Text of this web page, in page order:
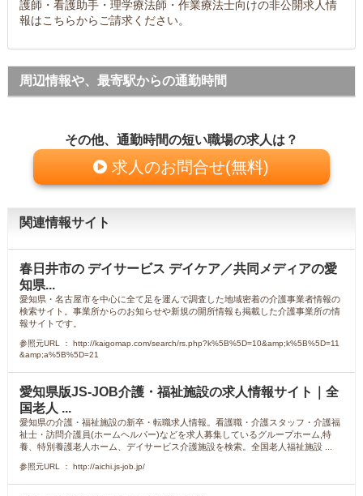
護師・看護助手・理学療法師・作業療法士向けの非公開求人情
報はこちらからご請求ください。
周辺情報や、最寄駅からの通勤時間
その他、通勤時間の短い職場の求人は？
求人のお問合せ(無料)
関連情報サイト
春日井市の デイサービス デイケア／共同メディアの愛
知県...
愛知県・名古屋市を中心に全て足を運んで調査した地域密着の介護事業者情報の
検索サイト。事業所からのお知らせや新規の開所情報も掲載した介護事業所の情
報サイトです。
参照元URL ： http://kaigomap.com/search/rs.php?k%5B%5D=10&amp;k%5B%5D=11
&amp;a%5B%5D=21
愛知県版JS-JOB介護・福祉施設の求人情報サイト｜全
国老人 ...
愛知県の介護・福祉施設の新卒・転職求人情報。看護職・介護スタッフ・介護福
祉士・訪問介護員(ホームヘルパー)などを求人募集しているグループホーム,特
養、特別養護老人ホーム、デイサービス介護施設を検索。全国老人福祉施設 ...
参照元URL ： http://aichi.js-job.jp/